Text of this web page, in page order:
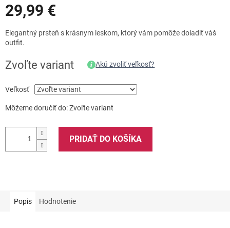
29,99 €
cena:
Elegantný prsteň s krásnym leskom, ktorý vám pomôže doladiť váš
outfit.
Zvoľte variant Akú zvoliť veľkosť?
Veľkosť
Môžeme doručiť do:Zvoľte variant
PRIDAŤ DO KOŠÍKA
Popis Hodnotenie